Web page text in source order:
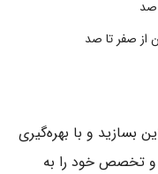
از صفر تا صد
بسازید و با بهره‌گیری
و تخصص خود را به